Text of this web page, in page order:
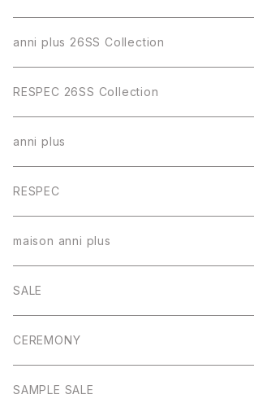
anni plus 26SS Collection
RESPEC 26SS Collection
anni plus
トップス
スカート
パンツ
ワンピース
アウター
RESPEC
トップス
スカート
パンツ
アウター
maison anni plus
ワンピース
SALE
CEREMONY
SAMPLE SALE